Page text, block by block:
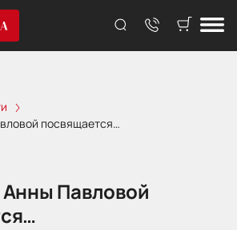
посвящается…
Павловой